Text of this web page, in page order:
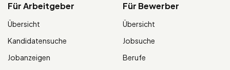
Für Arbeitgeber
Übersicht
Kandidatensuche
Jobanzeigen
Für Bewerber
Übersicht
Jobsuche
Berufe